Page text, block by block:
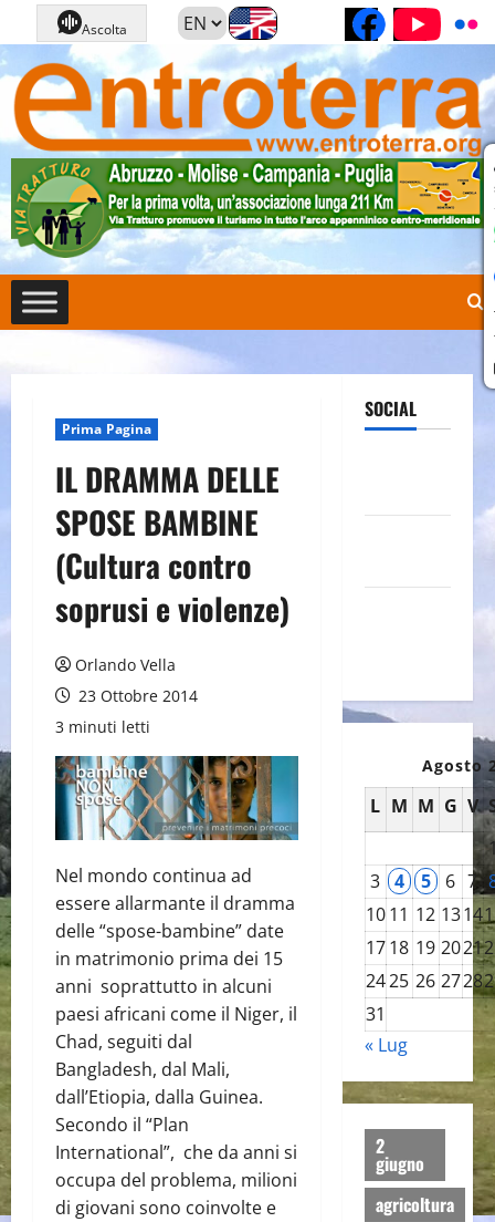
al
contenuto
Pagina
Prima Pagina
IL DRAMMA DELLE
SPOSE BAMBINE
(Cultura contro
soprusi e violenze)
Orlando Vella
23 Ottobre 2014
3 minuti letti
Nel mondo continua ad
essere allarmante il dramma
delle “spose-bambine” date
in matrimonio prima dei 15
anni soprattutto in alcuni
paesi africani come il Niger, il
Chad, seguiti dal
Bangladesh, dal Mali,
dall’Etiopia, dalla Guinea.
Secondo il “Plan
International”, che da anni si
occupa del problema, milioni
di giovani sono coinvolte e
SOCIAL
Agosto
L M M G V
3 4 5 6 7
10 11 12 1314
17 18 19 2021
2425 26 2728
31
« Lug
2
giugno
agricoltura
Ascolta